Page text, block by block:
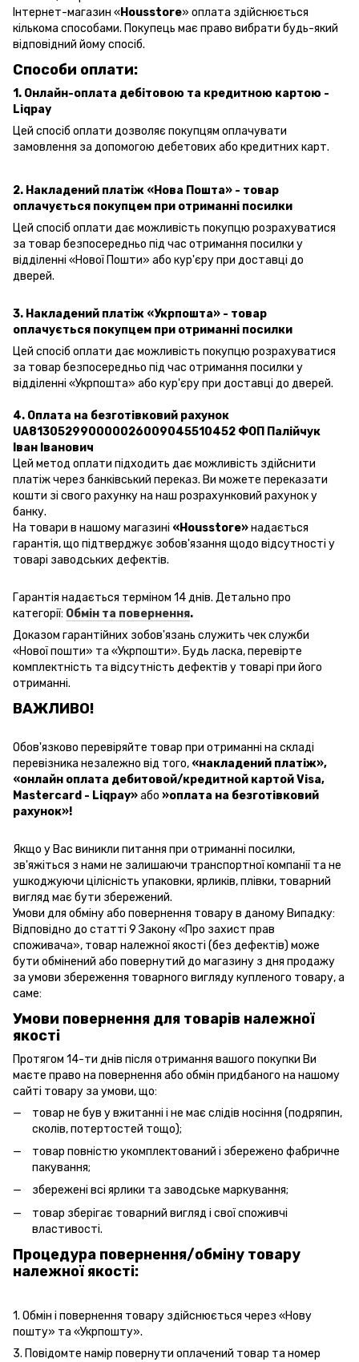
Інтернет-магазин «Housstore» оплата здійснюється
кількома способами. Покупець має право вибрати будь-який
відповідний йому спосіб.
Способи оплати:
1. Онлайн-оплата дебітовою та кредитною картою -
Liqpay
Цей спосіб оплати дозволяє покупцям оплачувати
замовлення за допомогою дебетових або кредитних карт.
2. Накладений платіж «Нова Пошта» - товар
оплачується покупцем при отриманні посилки
Цей спосіб оплати дає можливість покупцю розрахуватися
за товар безпосередньо під час отримання посилки у
відділенні «Нової Пошти» або кур'єру при доставці до
дверей.
3. Накладений платіж «Укрпошта» - товар
оплачується покупцем при отриманні посилки
Цей спосіб оплати дає можливість покупцю розрахуватися
за товар безпосередньо під час отримання посилки у
відділенні «Укрпошта» або кур'єру при доставці до дверей.
4. Оплата на безготівковий рахунок
UA813052990000026009045510452 ФОП Палійчук
Іван Іванович
Цей метод оплати підходить дає можливість здійснити
платіж через банківський переказ. Ви можете переказати
кошти зі свого рахунку на наш розрахунковий рахунок у
банку.
На товари в нашому магазині «Housstore»надається
гарантія, що підтверджує зобов'язання щодо відсутності у
товарі заводських дефектів.
Гарантія надається терміном 14 днів. Детально про
категорії: Обмін та повернення.
Доказом гарантійних зобов'язань служить чекслужби
«Нової пошти» та «Укрпошти». Будь ласка, перевірте
комплектність та відсутність дефектів у товарі при його
отриманні.
ВАЖЛИВО!
Обов'язково перевіряйте товар при отриманні на складі
перевізника незалежно від того, «накладений платіж»,
«онлайн оплата дебитовой/кредитной картой Visa,
Mastercard - Liqpay»або »оплата на безготівковий
рахунок»!
Якщо у Вас виникли питання при отриманні посилки,
зв'яжіться з нами не залишаючи транспортної компанії та не
ушкоджуючи цілісність упаковки, ярликів, плівки, товарний
вигляд має бути збережений.
Умови для обміну або повернення товару в даному Випадку:
Відповідно до статті 9 Закону «Про захист прав
споживача», товар належної якості (без дефектів) може
бути обмінений або повернутий до магазину з дня продажу
за умови збереження товарного вигляду купленого товару, а
саме:
Умови повернення для товарів належної
якості
Протягом 14-ти днів після отримання вашого покупки Ви
маєте право на повернення або обмін придбаного на нашому
сайті товару за умови, що:
товар не був у вжитанні і не має слідів носіння (подряпин,
сколів, потертостей тощо);
товар повністю укомплектований і збережено фабричне
пакування;
збережені всі ярлики та заводське маркування;
товар зберігає товарний вигляд і свої споживчі
властивості.
Процедура повернення/обміну товару
належної якості:
1. Обмін і повернення товару здійснюється через «Нову
пошту» та «Укрпошту».
3. Повідомте намір повернути оплачений товар та номер